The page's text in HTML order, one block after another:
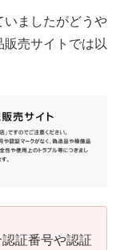
ましたがどうや
売サイトでは以
証番号や認証